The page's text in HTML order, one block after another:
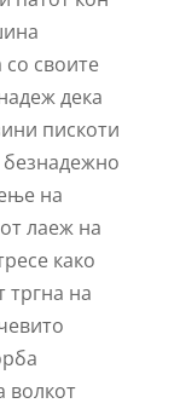
со своите
дека
пискоти
безнадежно
на
лаеж на
како
тргна на
волкот